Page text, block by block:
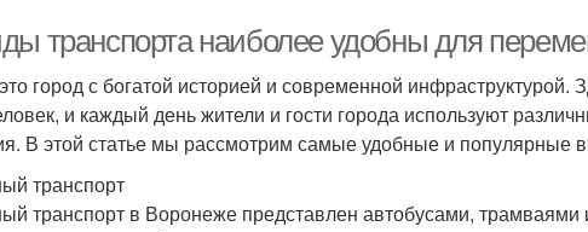
транспорта наиболее удобны для
город с богатой историей и современной инфраструктурой.
и каждый день жители и гости города используют
В этой статье мы рассмотрим самые удобные и популярные
транспорт
транспорт в Воронеже представлен автобусами,